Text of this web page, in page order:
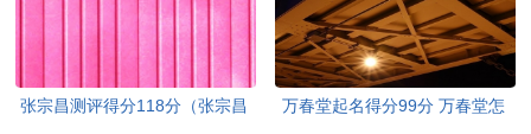
张宗昌测评得分118分（张宗昌
万春堂起名得分99分 万春堂怎